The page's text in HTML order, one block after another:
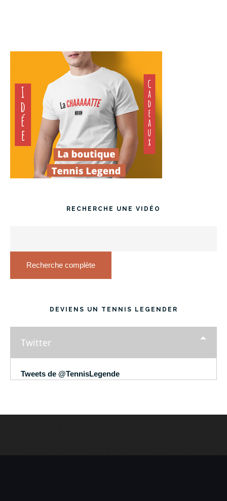
RECHERCHE UNE VIDÉO
Recherche complète
DEVIENS UN TENNIS LEGENDER
Twitter
Tweets de @TennisLegende